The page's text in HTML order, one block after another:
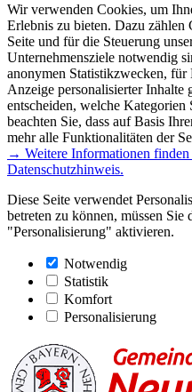
Wir verwenden Cookies, um
Erlebnis zu bieten. Dazu
Seite und für die Steuerung
Unternehmensziele notwendig
anonymen Statistikzwecken,
Anzeige personalisierter Inhalte
entscheiden, welche Kategorien
beachten Sie, dass auf Basis
mehr alle Funktionalitäten der
→ Weitere Informationen finden
Datenschutzhinweis.
Diese Seite verwendet
betreten zu können, müssen Sie
"Personalisierung" aktivieren.
Notwendig
Statistik
Komfort
Personalisierung